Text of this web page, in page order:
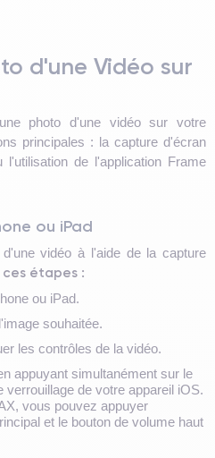
d'une Vidéo sur
photo d'une vidéo sur votre
principales : la capture d'écran
de l'application Frame
ou iPad
vidéo à l'aide de la capture
étapes :
ou iPad.
souhaitée.
les contrôles de la vidéo.
appuyant simultanément sur le
verrouillage de votre appareil iOS.
vous pouvez appuyer
et le bouton de volume haut